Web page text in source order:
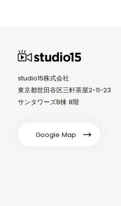
studio15株式会社
東京都世田谷区三軒茶屋2-11-23
サンタワーズB棟 8階
Google Map